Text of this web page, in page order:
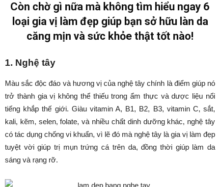
Còn chờ gì nữa mà không tìm hiểu ngay 6
loại gia vị làm đẹp giúp bạn sở hữu làn da
căng mịn và sức khỏe thật tốt nào!
1. Nghệ tây
Màu sắc độc đáo và hương vị của nghệ tây chính là điểm giúp nó
trở thành gia vị không thể thiếu trong ẩm thực và dược liệu nổi
tiếng khắp thế giới. Giàu vitamin A, B1, B2, B3, vitamin C, sắt,
kali, kẽm, selen, folate, và nhiều chất dinh dưỡng khác, nghệ tây
có tác dụng chống vi khuẩn, vì lẽ đó mà nghệ tây là gia vị làm đẹp
tuyệt vời giúp trị mụn trứng cá trên da, đồng thời giúp làm da
sáng và rạng rỡ.